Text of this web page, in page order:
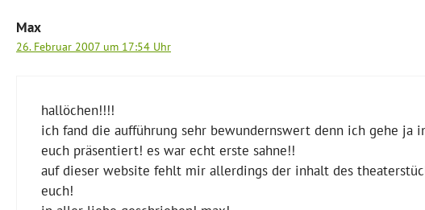
Max
26. Februar 2007 um 17:54 Uhr
hallöchen!!!!
ich fand die aufführung sehr bewundernswert denn ich gehe
euch präsentiert! es war echt erste sahne!!
auf dieser website fehlt mir allerdings der inhalt des
euch!